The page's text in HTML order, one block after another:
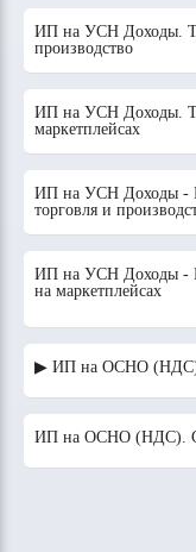
ИП на УСН Доходы.
производство
ИП на УСН Доходы.
маркетплейсах
ИП на УСН Доходы -
торговля и
ИП на УСН Доходы -
на маркетплейсах
▶ ИП на ОСНО (НДС).
ИП на ОСНО (НДС). С